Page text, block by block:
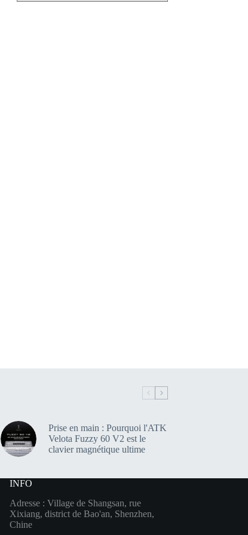
Prise en main : Pourquoi l'ATK
Velota Fuzzy 60 V2 est le
clavier magnétique ultime
INFO
Adresse : Village de Shangsan, rue
Xixiang, district de Bao'an, Shenzhen,
Chine